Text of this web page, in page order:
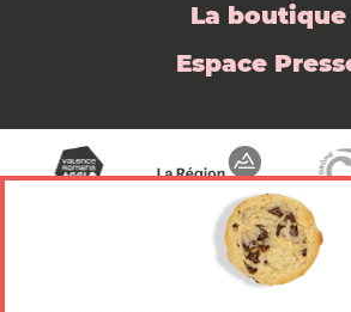
La boutique
Espace